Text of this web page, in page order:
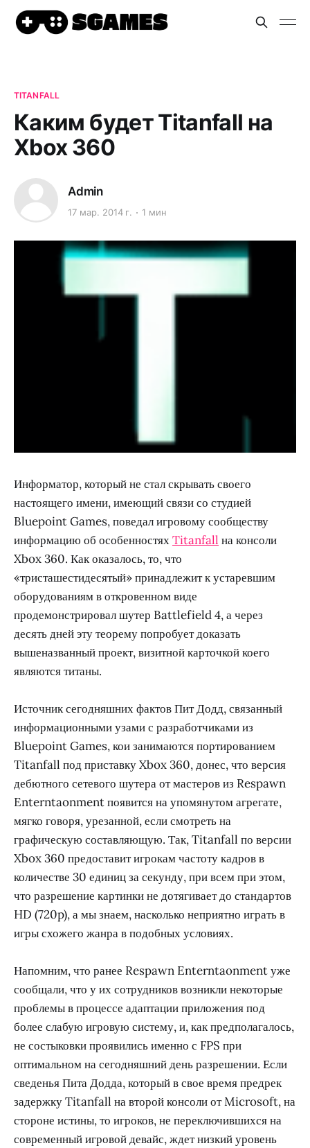
TITANFALL
Каким будет Titanfall на
Xbox 360
Admin
17 мар. 2014 г. 1 мин
Информатор, который не стал скрывать своего
настоящего имени, имеющий связи со студией
Bluepoint Games, поведал игровому сообществу
информацию об особенностяхTitanfall на консоли
Xbox 360. Как оказалось, то, что
«тристашестидесятый» принадлежит к устаревшим
оборудованиям в откровенном виде
продемонстрировал шутер Battlefield 4, а через
десять дней эту теорему попробует доказать
вышеназванный проект, визитной карточкой коего
являются титаны.
Источник сегодняшних фактов Пит Додд, связанный
информационными узами с разработчиками из
Bluepoint Games, кои занимаются портированием
Titanfall под приставку Xbox 360, донес, что версия
дебютного сетевого шутера от мастеров из Respawn
Enterntaonment появится на упомянутом агрегате,
мягко говоря, урезанной, если смотреть на
графическую составляющую. Так, Titanfall по версии
Xbox 360 предоставит игрокам частоту кадров в
количестве 30 единиц за секунду, при всем при этом,
что разрешение картинки не дотягивает до стандартов
HD (720p), а мы знаем, насколько неприятно играть в
игры схожего жанра в подобных условиях.
Напомним, что ранее Respawn Enterntaonment уже
сообщали, что у их сотрудников возникли некоторые
проблемы в процессе адаптации приложения под
более слабую игровую систему, и, как предполагалось,
не состыковки проявились именно с FPS при
оптимальном на сегодняшний день разрешении. Если
сведенья Пита Додда, который в свое время предрек
задержку Titanfall на второй консоли от Microsoft, на
стороне истины, то игроков, не переключившихся на
современный игровой девайс, ждет низкий уровень